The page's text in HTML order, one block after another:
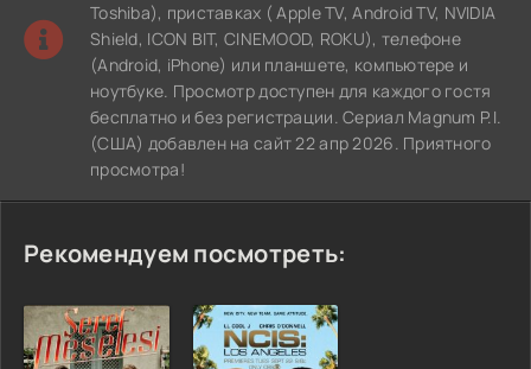
Toshiba), приставках ( Apple TV, Android TV, NVIDIA
Shield, ICON BIT, CINEMOOD, ROKU), телефоне
(Android, iPhone) или планшете, компьютере и
ноутбуке. Просмотр доступен для каждого гостя
бесплатно и без регистрации. Сериал Magnum P.I.
(США) добавлен на сайт 22 апр 2026. Приятного
просмотра!
Рекомендуем посмотреть: